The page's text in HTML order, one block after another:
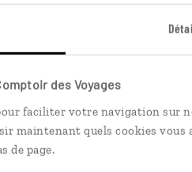
des Voyages
faciliter votre navigation sur
maintenant quels cookies
de page.
Circuit Guyane et Brésil,
Activités